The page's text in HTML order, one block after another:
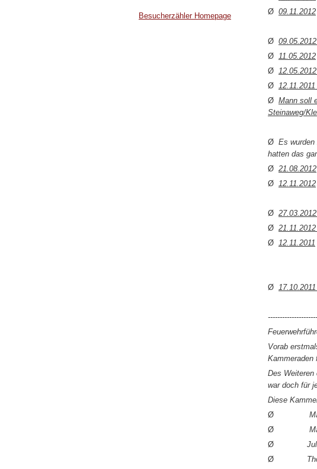
Ø 09.11.2012
Ø 09.05.2012
Ø 11.05.2012
Ø 12.05.2012
Ø 12.11.2011
Ø Mann soll
Steinaweg/
Ø Es wurden
hatten das
Ø 21.08.2012
Ø 12.11.2012
Ø 27.03.2012
Ø 21.11.2012
Ø 12.11.2011
Ø 17.10.2011
Vorab
Kammeraden
Des
war doch für
Diese
Ø
Ø
Ø
Ø
Besucherzähler Homepage